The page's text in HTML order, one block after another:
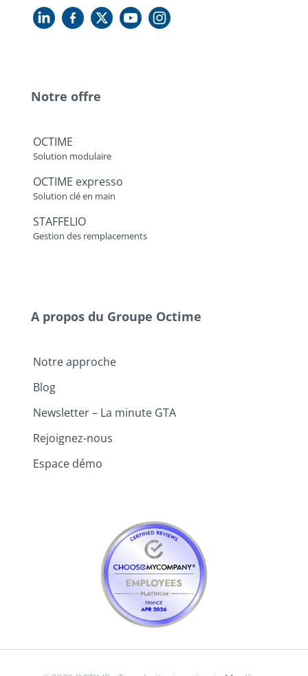
Notre offre
OCTIME
Solution modulaire
OCTIME expresso
Solution clé en main
STAFFELIO
Gestion des remplacements
A propos du Groupe Octime
Notre approche
Blog
Newsletter – La minute GTA
Rejoignez-nous
Espace démo